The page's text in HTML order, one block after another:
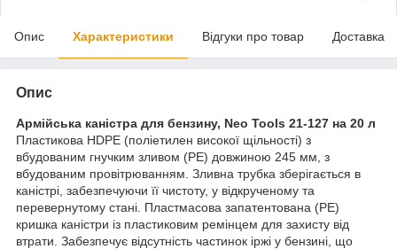
Опис Характеристики Відгуки про товар Доставка
Опис
Армійська каністра для бензину, Neo Tools 21-127 на 20 л
Пластикова HDPE (поліетилен високої щільності) з
вбудованим гнучким зливом (PE) довжиною 245 мм, з
вбудованим провітрюванням. Зливна трубка зберігається в
каністрі, забезпечуючи її чистоту, у відкрученому та
перевернутому стані. Пластмасова запатентована (РЕ)
кришка каністри із пластиковим ремінцем для захисту від
втрати. Забезпечує відсутність частинок іржі у бензині, що